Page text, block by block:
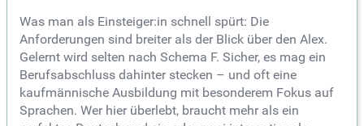
Was man als Einsteiger:in schnell spürt: Die
Anforderungen sind breiter als der Blick über den Alex.
Gelernt wird selten nach Schema F. Sicher, es mag ein
Berufsabschluss dahinter stecken – und oft eine
kaufmännische Ausbildung mit besonderem Fokus auf
Sprachen. Wer hier überlebt, braucht mehr als ein